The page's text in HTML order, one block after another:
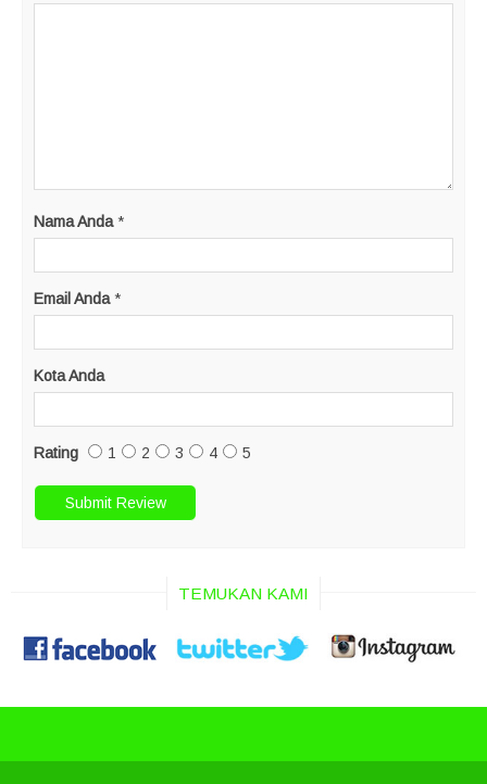
Nama Anda *
Email Anda *
Kota Anda
Rating 1 2 3 4 5
TEMUKAN KAMI